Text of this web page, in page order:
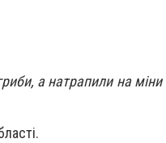
а натрапили на міни